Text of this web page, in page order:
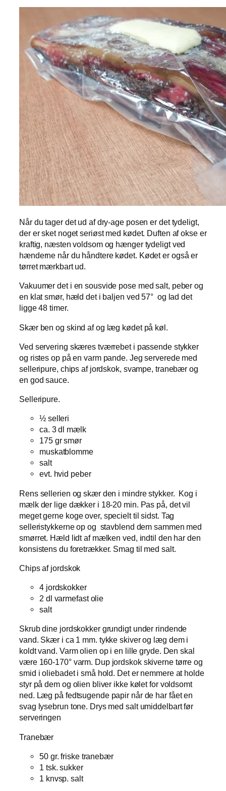
Når du tager det ud af dry-age posen er det tydeligt,
der er sket noget seriøst med kødet. Duften af okse er
kraftig, næsten voldsom og hænger tydeligt ved
hænderne når du håndtere kødet. Kødet er også er
tørret mærkbart ud.
Vakuumer det i en sousvide pose med salt, peber og
en klat smør, hæld det i baljen ved 57° og lad det
ligge 48 timer.
Skær ben og skind af og læg kødet på køl.
Ved servering skæres tværrebet i passende stykker
og ristes op på en varm pande. Jeg serverede med
selleripure, chips af jordskok, svampe, tranebær og
en god sauce.
Selleripure.
½ selleri
ca. 3 dl mælk
175 gr smør
muskatblomme
salt
evt. hvid peber
Rens sellerien og skær den i mindre stykker. Kog i
mælk der lige dækker i 18-20 min. Pas på, det vil
meget gerne koge over, specielt til sidst. Tag
selleristykkerne op og stavblend dem sammen med
smørret. Hæld lidt af mælken ved, indtil den har den
konsistens du foretrækker. Smag til med salt.
Chips af jordskok
4 jordskokker
2 dl varmefast olie
salt
Skrub dine jordskokker grundigt under rindende
vand. Skær i ca 1 mm. tykke skiver og læg dem i
koldt vand. Varm olien op i en lille gryde. Den skal
være 160-170° varm. Dup jordskok skiverne tørre og
smid i oliebadet i små hold. Det er nemmere at holde
styr på dem og olien bliver ikke kølet for voldsomt
ned. Læg på fedtsugende papir når de har fået en
svag lysebrun tone. Drys med salt umiddelbart før
serveringen
Tranebær
50 gr. friske tranebær
1 tsk. sukker
1 knvsp. salt